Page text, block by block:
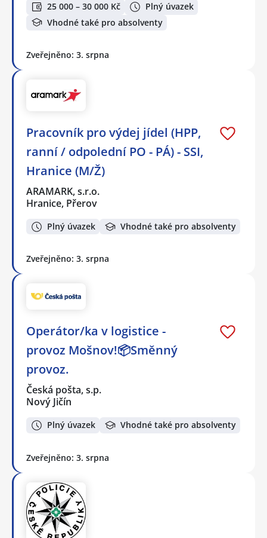
25 000 – 30 000 Kč
Plný úvazek
Vhodné také pro absolventy
Zveřejněno: 3. srpna
Pracovník pro výdej jídel (HPP,
ranní / odpolední PO - PÁ) - SSI,
Hranice (M/Ž)
ARAMARK, s.r.o.
Hranice, Přerov
Plný úvazek Vhodné také pro absolventy
Zveřejněno: 3. srpna
Operátor/ka v logistice -
provoz Mošnov!📦Směnný
provoz.
Česká pošta, s.p.
Nový Jičín
Plný úvazek Vhodné také pro absolventy
Zveřejněno: 3. srpna